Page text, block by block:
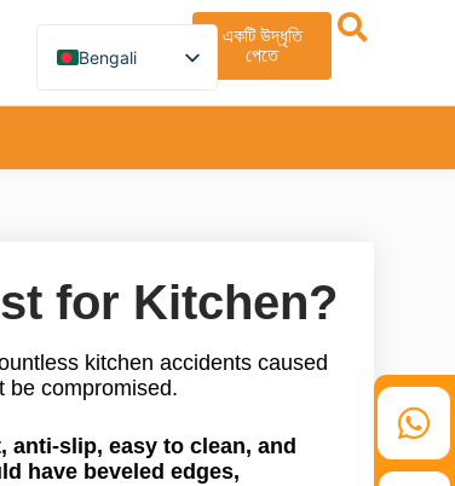
Bengali
English
German
Hebrew
Persian
Panjabi
Croatian
Greek
Afrikaans
Korean
একটি উদ্ধৃতি
পেতে
for Kitchen?
kitchen accidents caused
be compromised.
anti-slip, easy to clean, and
have beveled edges,